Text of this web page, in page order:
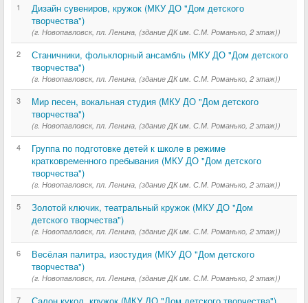
1
Дизайн сувениров, кружок (МКУ ДО "Дом детского
творчества")
(г. Новопавловск, пл. Ленина, (здание ДК им. С.М. Романько, 2 этаж))
2
Станичники, фольклорный ансамбль (МКУ ДО "Дом детского
творчества")
(г. Новопавловск, пл. Ленина, (здание ДК им. С.М. Романько, 2 этаж))
3
Мир песен, вокальная студия (МКУ ДО "Дом детского
творчества")
(г. Новопавловск, пл. Ленина, (здание ДК им. С.М. Романько, 2 этаж))
4
Группа по подготовке детей к школе в режиме
кратковременного пребывания (МКУ ДО "Дом детского
творчества")
(г. Новопавловск, пл. Ленина, (здание ДК им. С.М. Романько, 2 этаж))
5
Золотой ключик, театральный кружок (МКУ ДО "Дом
детского творчества")
(г. Новопавловск, пл. Ленина, (здание ДК им. С.М. Романько, 2 этаж))
6
Весёлая палитра, изостудия (МКУ ДО "Дом детского
творчества")
(г. Новопавловск, пл. Ленина, (здание ДК им. С.М. Романько, 2 этаж))
7 Салон кукол, кружок (МКУ ДО "Дом детского творчества")